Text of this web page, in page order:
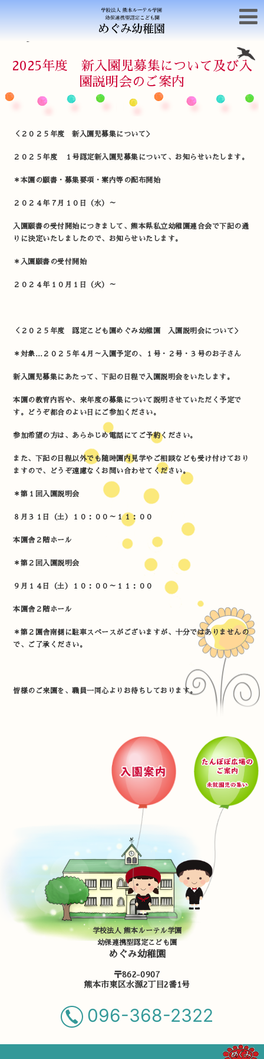
2025年度 新入園児募集について及び入
園説明会のご案内
＜２０２５年度 新入園児募集について＞
２０２５年度 １号認定新入園児募集について、お知らせいたします。
＊本園の願書・募集要項・案内等の配布開始
２０２４年７月１０日（水）～
入園願書の受付開始につきまして、熊本県私立幼稚園連合会で下記の通
りに決定いたしましたので、お知らせいたします。
＊入園願書の受付開始
２０２４年１０月１日（火）～
＜２０２５年度 認定こども園めぐみ幼稚園 入園説明会について＞
＊対象…２０２５年４月～入園予定の、１号・２号・３号のお子さん
新入園児募集にあたって、下記の日程で入園説明会をいたします。
本園の教育内容や、来年度の募集について説明させていただく予定で
す。どうぞ都合のよい日にご参加ください。
参加希望の方は、あらかじめ電話にてご予約ください。
また、下記の日程以外でも随時園内見学やご相談なども受け付けており
ますので、どうぞ遠慮なくお問い合わせてください。
＊第１回入園説明会
８月３１日（土）１０：００～１１：００
本園舎２階ホール
＊第２回入園説明会
９ 月１４日（土）１０：００～１１：００
本園舎２階ホール
＊第２園舎南側に駐車スペースがございますが、十分ではありませんの
で、ご了承ください。
皆様のご来園を、職員一同心よりお待ちしております。
学校法人 熊本ルーテル学園
幼保連携型認定こども園
めぐみ幼稚園
〒862-0907
熊本市東区水源2丁目2番1号
096-368-2322